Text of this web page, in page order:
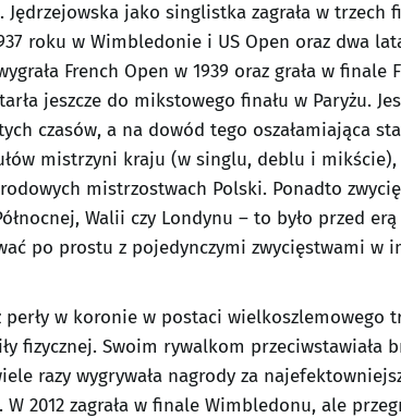
jako singlistka zagrała w trzech
roku w Wimbledonie i US Open oraz dwa
French Open w 1939 oraz grała w finale
jeszcze do mikstowego finału w Paryżu.
czasów, a na dowód tego oszałamiająca
mistrzyni kraju (w singlu, deblu i
mistrzostwach Polski. Ponadto
Walii czy Londynu – to było przed erą
po prostu z pojedynczymi zwycięstwami w
w koronie w postaci wielkoszlemowego
fizycznej. Swoim rywalkom przeciwstawiała
razy wygrywała nagrody za
W 2012 zagrała w finale Wimbledonu, ale